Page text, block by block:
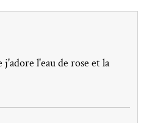
l'eau de rose et la